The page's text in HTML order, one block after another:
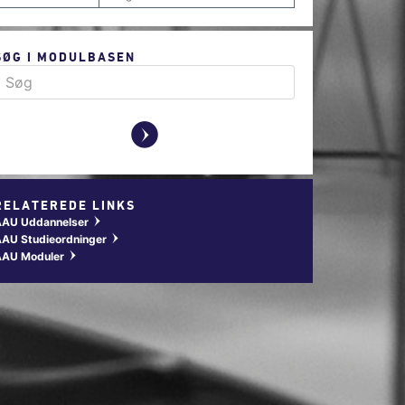
I MODULBASEN
y
LINKS
Uddannelser w
Studieordninger w
Moduler w